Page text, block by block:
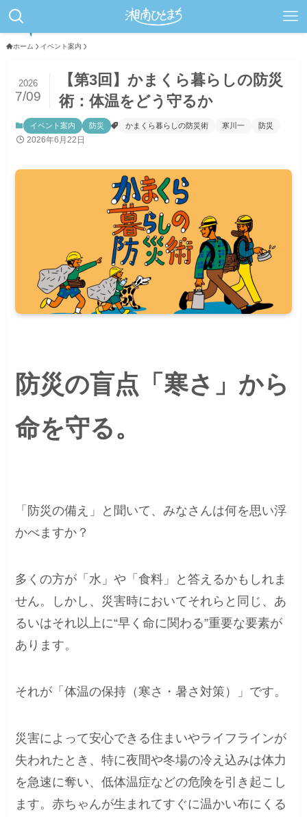
ホーム イベント案内
【第3回】かまくら暮らしの防災
術：体温をどう守るか
2026
7/09
イベント案内 防災 かまくら暮らしの防災術 寒川一 防災
2026年6月22日
防災の盲点「寒さ」から
命を守る。
「防災の備え」と聞いて、みなさんは何を思い浮
かべますか？
多くの方が「水」や「食料」と答えるかもしれま
せん。しかし、災害時においてそれらと同じ、あ
るいはそれ以上に“早く命に関わる”重要な要素が
あります。
それが「体温の保持（寒さ・暑さ対策）」です。
災害によって安心できる住まいやライフラインが
失われたとき、特に夜間や冬場の冷え込みは体力
を急速に奪い、低体温症などの危険を引き起こし
ます。赤ちゃんが生まれてすぐに温かい布にくる